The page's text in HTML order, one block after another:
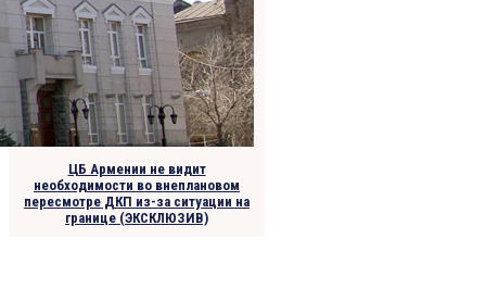
ЦБ Армении не видит
необходимости во внеплановом
пересмотре ДКП из-за ситуации на
границе (ЭКСКЛЮЗИВ)